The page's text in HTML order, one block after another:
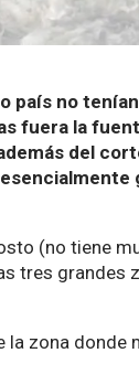
país no
fuera la
del
(no tiene
tres grandes
la zona